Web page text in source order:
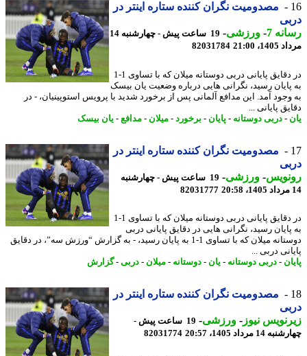
مصدومیت نگران کننده ستاره اینتر در
7
-ورزشی-
19 ساعت پیش - چهارشنبه 14
21:00
82031784
در دقایق پایانی دربی دوستانه میلان که با تساوی 1-1
رسید، نگرانی هایی درباره وضعیت یان بیسک
آمد. این مدافع آلمانی پس از برخورد شدید با پرویس استوپینیان، - در
پایانی ...
-دربی دوستانه-پایان-برخورد-میلان-مدافع- یان بیسک
مصدومیت نگران کننده ستاره اینتر در
-ورزشی-
19 ساعت پیش - چهارشنبه
82031777
در دقایق پایانی دربی دوستانه میلان که با تساوی 1-1
رسید، نگرانی هایی در دقایق پایانی دربی
دوستانه میلان که با تساوی 1-1 به پایان رسید، - به گزارش “ورزش سه”، در دقایق
دربی ...
-دربی دوستانه-یان-دوستانه-میلان-دربی- گزارش
مصدومیت نگران کننده ستاره اینتر در
نیوز-ورزشی-
19 ساعت پیش -
مرداد 1405، 20:57
82031774